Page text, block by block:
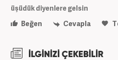
üşüdük diyenlere gelsin
Beğen
Cevapla
İLGİNİZİ ÇEKEBİLİR